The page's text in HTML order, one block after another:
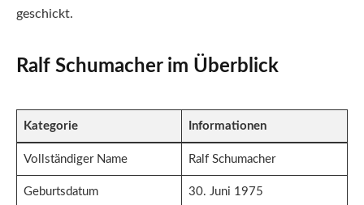
geschickt.
Ralf Schumacher im Überblick
Kategorie Informationen
Vollständiger Name Ralf Schumacher
Geburtsdatum 30. Juni 1975